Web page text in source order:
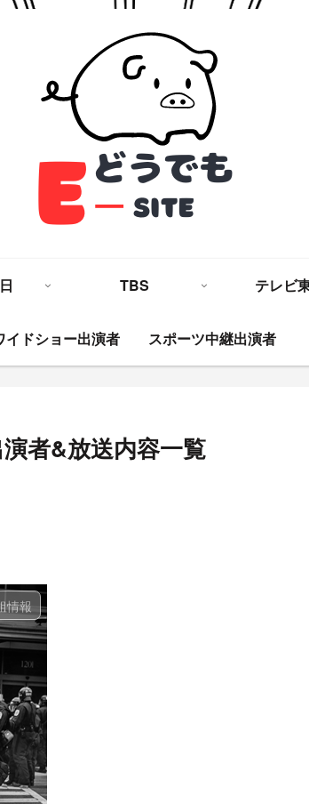
TBS テレビ
イドショー出演者 スポーツ中継出演者
者&放送内容一覧
情報